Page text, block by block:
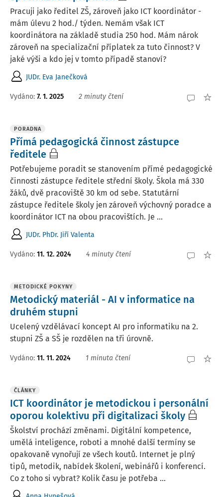
Pracuji jako ředitel ZŠ, zároveň jako ICT koordinátor -
mám úlevu 2 hod./ týden. Nemám však ICT
koordinátora na základě studia 250 hod. Mám nárok
zároveň na specializační příplatek za tuto činnost? V
jaké výši a kdo jej v tomto případě stanoví?
JUDr. Eva Janečková
Vydáno: 7. 1. 2025 2 minuty čtení
PORADNA
Přímá pedagogická činnost zástupce
ředitele
Potřebujeme poradit se stanovením přímé pedagogické
činnosti zástupce ředitele střední školy. Škola má 330
žáků, dvě pracoviště 30 km od sebe. Statutární
zástupce ředitele školy jen zároveň výchovný poradce a
koordinátor ICT na obou pracovištích. Je ...
JUDr. PhDr. Jiří Valenta
Vydáno: 11. 12. 2024 4 minuty čtení
METODICKÉ POKYNY
Metodický materiál - AI v informatice na
druhém stupni
Ucelený vzdělávací koncept AI pro informatiku na 2.
stupni ZŠ a SŠ je rozdělen na tři úrovně.
Vydáno: 11. 11. 2024 1 minuta čtení
ČLÁNKY
ICT koordinátor je metodickou i personální
oporou kolektivu při digitalizaci školy
Školství prochází změnami. Digitální kompetence,
umělá inteligence, roboti a mnohé další termíny se
opakovaně vynořují ze všech koutů. Internet je plný
tipů, metodik, nabídek školení, webinářů i konferencí.
Co z toho si vybrat? Kolik času je potřeba ...